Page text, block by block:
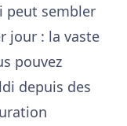
peut sembler
jour : la vaste
pouvez
depuis des